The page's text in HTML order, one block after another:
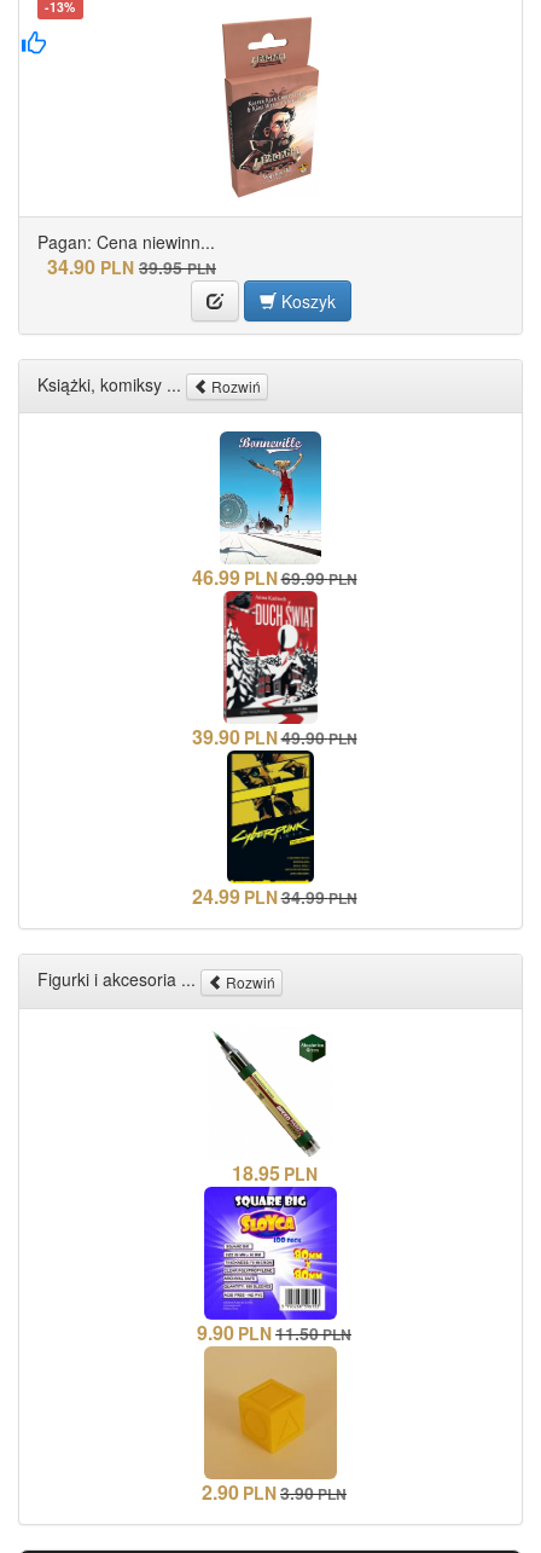
-13%
Pagan: Cena niewinn...
34.90 PLN 39.95 PLN
Koszyk
Książki, komiksy ... Rozwiń
46.99 PLN69.99PLN
39.90 PLN49.90PLN
24.99 PLN34.99PLN
Figurki i akcesoria ... Rozwiń
18.95 PLN
9.90 PLN11.50PLN
2.90 PLN3.90PLN